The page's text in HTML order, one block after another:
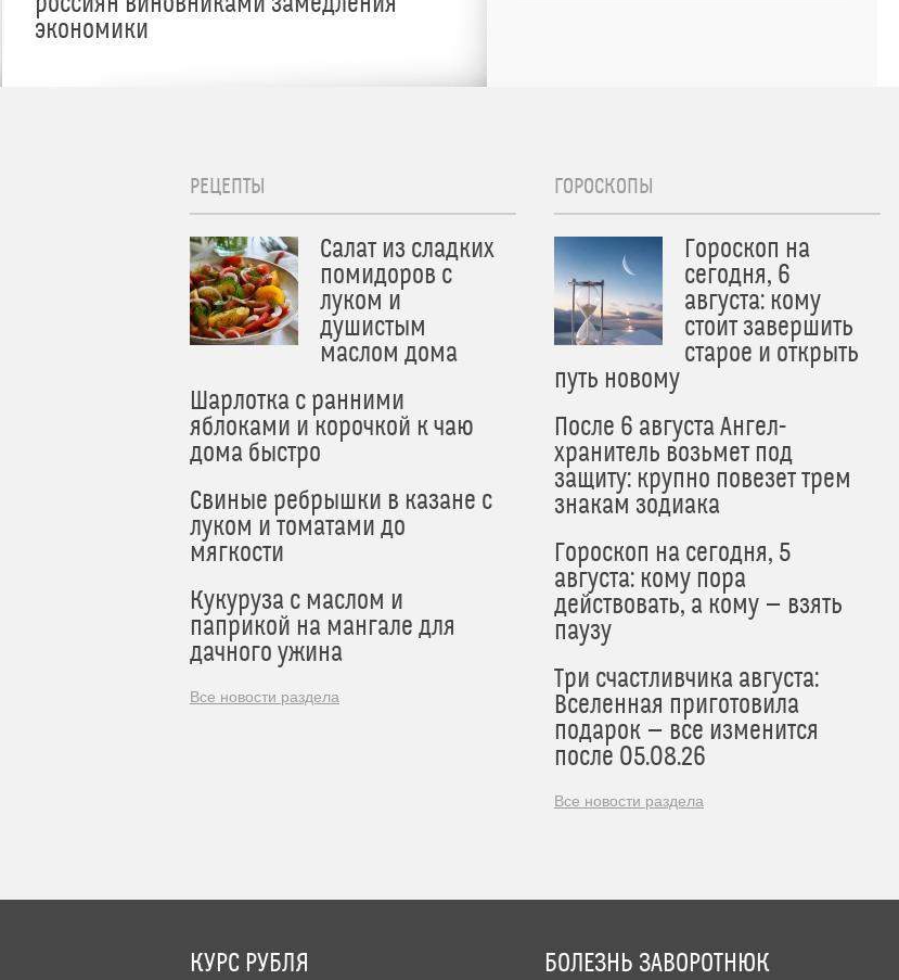
экономики
РЕЦЕПТЫ
Салат из сладких
помидоров с
луком и
душистым
маслом дома
Шарлотка с ранними
яблоками и корочкой к чаю
дома быстро
Свиные ребрышки в казане с
луком и томатами до
мягкости
Кукуруза с маслом и
паприкой на мангале для
дачного ужина
Все новости раздела
ГОРОСКОПЫ
Гороскоп на
сегодня, 6
августа: кому
стоит завершить
старое и открыть
путь новому
После 6 августа Ангел-
хранитель возьмет под
защиту: крупно повезет трем
знакам зодиака
Гороскоп на сегодня, 5
августа: кому пора
действовать, а кому — взять
паузу
Три счастливчика августа:
Вселенная приготовила
подарок — все изменится
после 05.08.26
Все новости раздела
КУРС РУБЛЯ БОЛЕЗНЬ ЗАВОРОТНЮК